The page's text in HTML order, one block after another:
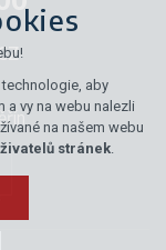
aby
vy na webu nalezli
na našem webu
stránek.